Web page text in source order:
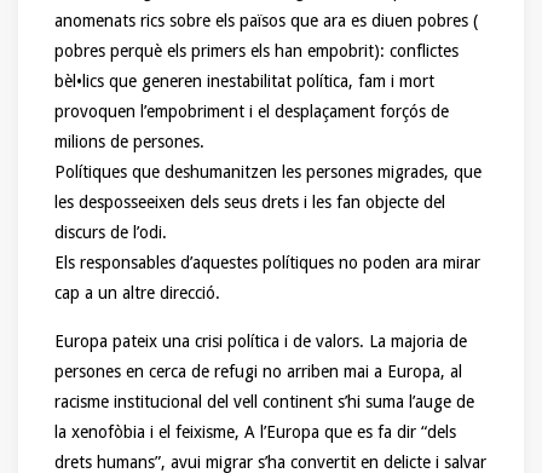
anomenats rics sobre els països que ara es diuen pobres (
pobres perquè els primers els han empobrit): conflictes
bèl•lics que generen inestabilitat política, fam i mort
provoquen l’empobriment i el desplaçament forçós de
milions de persones.
Polítiques que deshumanitzen les persones migrades, que
les desposseeixen dels seus drets i les fan objecte del
discurs de l’odi.
Els responsables d’aquestes polítiques no poden ara mirar
cap a un altre direcció.
Europa pateix una crisi política i de valors. La majoria de
persones en cerca de refugi no arriben mai a Europa, al
racisme institucional del vell continent s’hi suma l’auge de
la xenofòbia i el feixisme, A l’Europa que es fa dir “dels
drets humans”, avui migrar s’ha convertit en delicte i salvar